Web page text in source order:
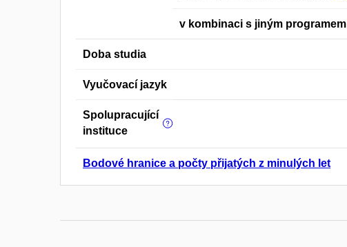
v kombinaci s jiným programem
Doba studia
Vyučovací jazyk
Spolupracující
instituce
Bodové hranice a počty přijatých z minulých let